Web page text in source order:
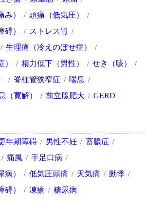
）
頭痛（低気圧）
）
ストレス胃
生理痛（冷えのぼせ症）
精力低下（男性）
せき（咳）
脊柱管狭窄症
喘息
（寛解） 前立腺肥大 GERD
年期障碍 男性不妊
蓄膿症
痛風
手足口病
）
低気圧頭痛 天気痛
動悸
）
凍瘡 糖尿病